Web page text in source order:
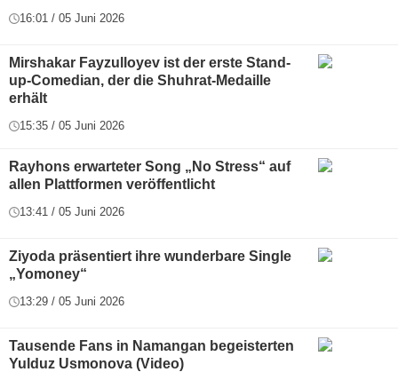
16:01 / 05 Juni 2026
Mirshakar Fayzulloyev ist der erste Stand-
up-Comedian, der die Shuhrat-Medaille
erhält
15:35 / 05 Juni 2026
Rayhons erwarteter Song „No Stress“ auf
allen Plattformen veröffentlicht
13:41 / 05 Juni 2026
Ziyoda präsentiert ihre wunderbare Single
„Yomoney“
13:29 / 05 Juni 2026
Tausende Fans in Namangan begeisterten
Yulduz Usmonova (Video)